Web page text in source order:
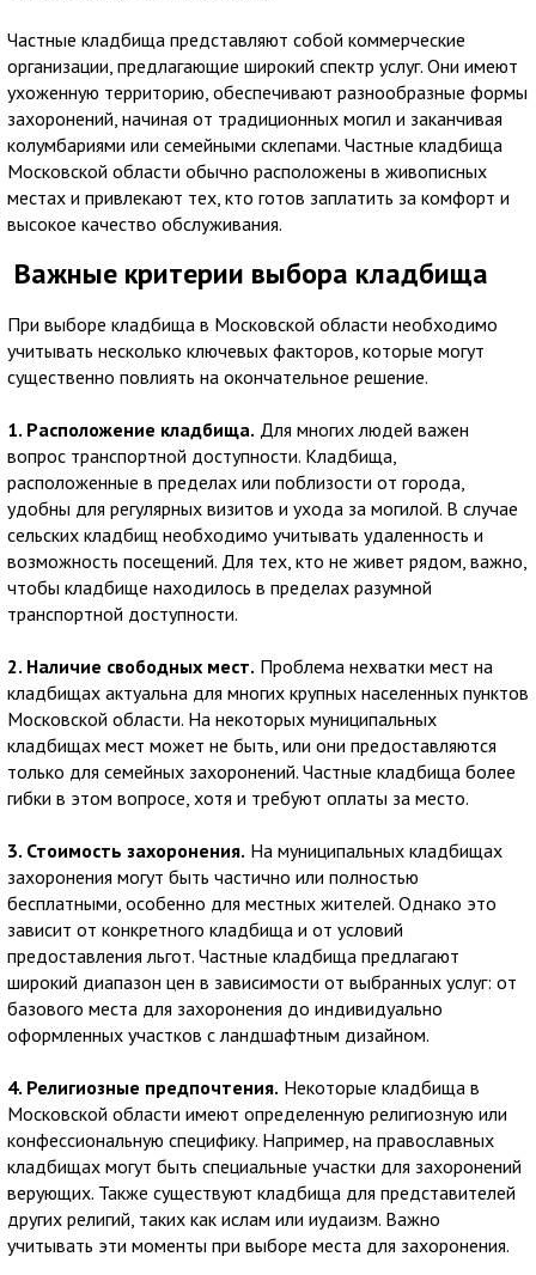
Частные кладбища представляют собой коммерческие
организации, предлагающие широкий спектр услуг. Они имеют
ухоженную территорию, обеспечивают разнообразные формы
захоронений, начиная от традиционных могил и заканчивая
колумбариями или семейными склепами. Частные кладбища
Московской области обычно расположены в живописных
местах и привлекают тех, кто готов заплатить за комфорт и
высокое качество обслуживания.
Важные критерии выбора кладбища
При выборе кладбища в Московской области необходимо
учитывать несколько ключевых факторов, которые могут
существенно повлиять на окончательное решение.
1. Расположение кладбища. Для многих людей важен
вопрос транспортной доступности. Кладбища,
расположенные в пределах или поблизости от города,
удобны для регулярных визитов и ухода за могилой. В случае
сельских кладбищ необходимо учитывать удаленность и
возможность посещений. Для тех, кто не живет рядом, важно,
чтобы кладбище находилось в пределах разумной
транспортной доступности.
2. Наличие свободных мест. Проблема нехватки мест на
кладбищах актуальна для многих крупных населенных пунктов
Московской области. На некоторых муниципальных
кладбищах мест может не быть, или они предоставляются
только для семейных захоронений. Частные кладбища более
гибки в этом вопросе, хотя и требуют оплаты за место.
3. Стоимость захоронения. На муниципальных кладбищах
захоронения могут быть частично или полностью
бесплатными, особенно для местных жителей. Однако это
зависит от конкретного кладбища и от условий
предоставления льгот. Частные кладбища предлагают
широкий диапазон цен в зависимости от выбранных услуг: от
базового места для захоронения до индивидуально
оформленных участков с ландшафтным дизайном.
4. Религиозные предпочтения. Некоторые кладбища в
Московской области имеют определенную религиозную или
конфессиональную специфику. Например, на православных
кладбищах могут быть специальные участки для захоронений
верующих. Также существуют кладбища для представителей
других религий, таких как ислам или иудаизм. Важно
учитывать эти моменты при выборе места для захоронения.